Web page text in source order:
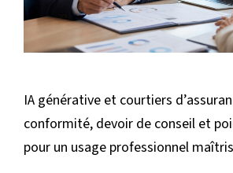
IA générative et courtiers
conformité, devoir de conseil et
pour un usage professionnel